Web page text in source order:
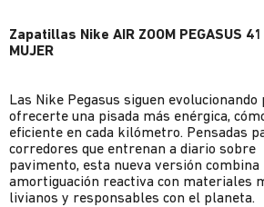
Zapatillas Nike AIR ZOOM PEGASUS 41
MUJER
Las Nike Pegasus siguen evolucionando
ofrecerte una pisada más enérgica,
eficiente en cada kilómetro. Pensadas
corredores que entrenan a diario sobre
pavimento, esta nueva versión combina
amortiguación reactiva con materiales
livianos y responsables con el planeta.